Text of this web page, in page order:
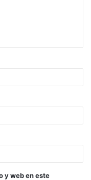
y web en este